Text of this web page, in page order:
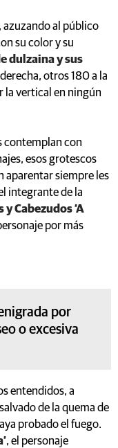
azuzando al público
su color y su
dulzaina y sus
otros 180 a la
la vertical en ningún
contemplan con
esos grotescos
aparentar siempre les
integrante de la
Cabezudos ‘A
por más
por
o excesiva
entendidos, a
de la quema de
probado el fuego.
, el personaje